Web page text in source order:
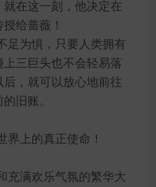
就在这一刻，他决定在
给蔷薇！
为惧，只要人类拥有
三巨头也不会轻易落
，就可以放心地前往
旧账。
上的真正使命！
满欢乐气氛的繁华大